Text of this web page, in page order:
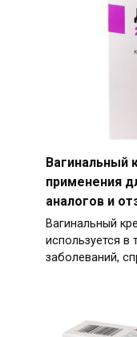
Вагинальный
применения
аналогов и
Вагинальный
используется в
заболеваний,